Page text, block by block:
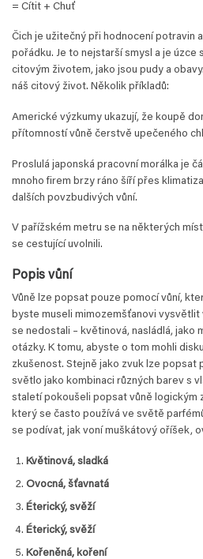
= Cítit + Chuť
Čich je užitečný při hodnocení potravin
pořádku. Je to nejstarší smysl a je úzce
citovým životem, jako jsou pudy a
náš citový život. Několik příkladů:
Americké výzkumy ukazují, že koupě
přítomností vůně čerstvě upečeného
Proslulá japonská pracovní morálka je
mnoho firem brzy ráno šíří přes
dalších povzbudivých vůní.
V pařížském metru se na některých
se cestující uvolnili.
Popis vůní
Vůně lze popsat pouze pomocí vůní,
byste museli mimozemšťanovi vysvětlit
se nedostali – květinová, nasládlá, jako
otázky. K tomu, abyste o tom mohli
zkušenost. Stejně jako zvuk lze popsat
světlo jako kombinaci různých barev s
staletí pokoušeli popsat vůně logickým
který se často používá ve světě
se podívat, jak voní muškátový oříšek,
Květinová, sladká
Ovocná, šťavnatá
Éterický, svěží
Éterický, svěží
Kořeněná, koření